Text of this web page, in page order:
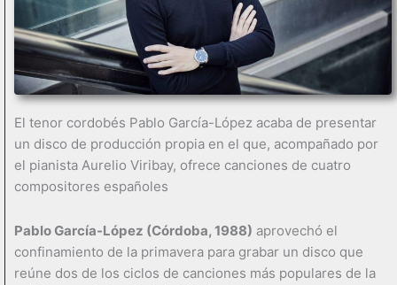
El tenor cordobés Pablo García-López acaba de presentar
un disco de producción propia en el que, acompañado por
el pianista Aurelio Viribay, ofrece canciones de cuatro
compositores españoles
Pablo García-López (Córdoba, 1988) aprovechó el
confinamiento de la primavera para grabar un disco que
reúne dos de los ciclos de canciones más populares de la